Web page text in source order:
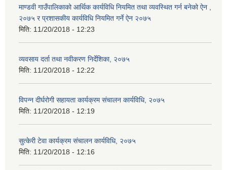
माण्डवी गाउँपालिकाको आर्थिक कार्यविधि नियमित तथा व्यवस्थित गर्न बनेको ऐन ,
२०७५ र प्रशासकीय कार्यविधि नियमित गर्ने ऐन २०७५
मिति: 11/20/2018 - 12:23
व्यवसाय दर्ता तथा नवीकरण निर्देशिका, २०७५
मिति: 11/20/2018 - 12:22
विपन्न दीर्घरोगी सहायता कार्यक्रम संचालन कार्यविधि, २०७५
मिति: 11/20/2018 - 12:19
सुत्केरी टेवा कार्यक्रम संचालन कार्यविधि, २०७५
मिति: 11/20/2018 - 12:16